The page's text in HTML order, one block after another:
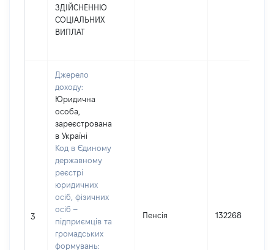
ЗДІЙСНЕННЮ
СОЦІАЛЬНИХ
ВИПЛАТ
3
Джерело
доходу:
Юридична
особа,
зареєстрована
в Україні
Код в Єдиному
державному
реєстрі
юридичних
осіб, фізичних
осіб –
підприємців та
громадських
формувань:
Пенсія 132268